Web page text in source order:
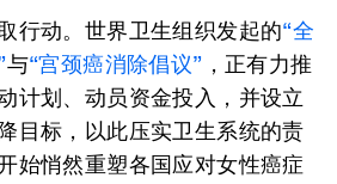
行动。世界卫生组织发起的“全
与“宫颈癌消除倡议” ，正有力推
计划、动员资金投入，并设立
目标，以此压实卫生系统的责
始悄然重塑各国应对女性癌症